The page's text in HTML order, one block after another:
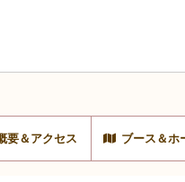
要＆アクセス ブース＆ホ